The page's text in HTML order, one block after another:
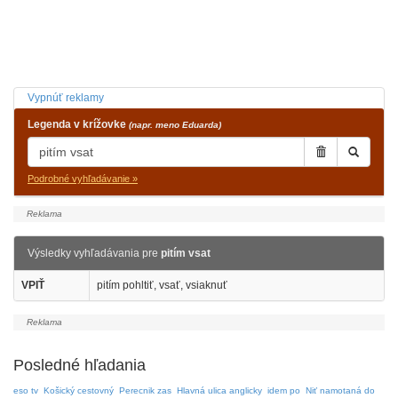
Vypnúť reklamy
Legenda v krížovke (napr. meno Eduarda)
Podrobné vyhľadávanie »
Výsledky vyhľadávania pre pitím vsat
VPIŤ pitím pohltiť, vsať, vsiaknuť
Posledné hľadania
eso tv Košický cestovný Perecnik zas Hlavná ulica anglicky idem po Niť namotaná do